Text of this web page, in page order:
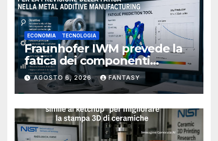
ECONOMIA TECNOLOGIA
Fraunhofer IWM prevede la
fatica dei componenti
metallici stampati in 3D
AGOSTO 6, 2026 FANTASY